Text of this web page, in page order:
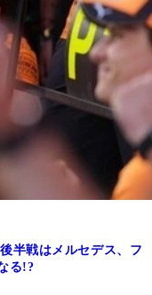
半戦はメルセデス、フ
る!?